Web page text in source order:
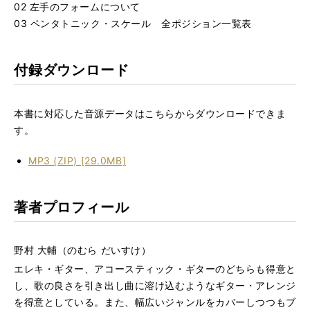
02 左手のフォームについて
03 ペンタトニック・スケール 全ポジション一覧表
付録ダウンロード
本書に対応した音源データはこちらからダウンロードできま
す。
MP3 (ZIP) [29.0MB]
著者プロフィール
野村 大輔（のむら だいすけ）
エレキ・ギター、アコースティック・ギターのどちらも得意と
し、歌の良さを引き出し曲に溶け込むようなギター・アレンジ
を得意としている。また、幅広いジャンルをカバーしつつもブ